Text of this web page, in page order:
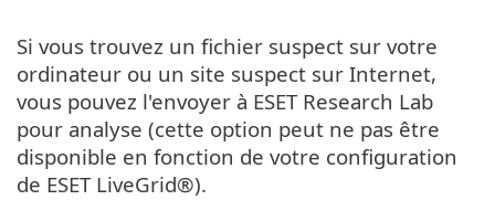
Si vous trouvez un fichier suspect sur votre
ordinateur ou un site suspect sur Internet,
vous pouvez l'envoyer à ESET Research Lab
pour analyse (cette option peut ne pas être
disponible en fonction de votre configuration
de ESET LiveGrid®).